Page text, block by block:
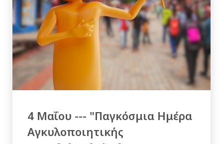
4 Μαΐου --- "Παγκόσμια Ημέρα
Αγκυλοποιητικής